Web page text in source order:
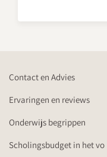
Contact en Advies
Ervaringen en reviews
Onderwijs begrippen
Scholingsbudget in het vo